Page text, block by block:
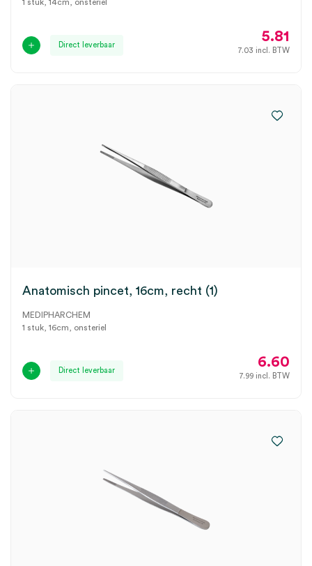
1 stuk, 14cm, onsteriel
Direct leverbaar
5.81
7.03 incl. BTW
Anatomisch pincet, 16cm, recht (1)
MEDIPHARCHEM
1 stuk, 16cm, onsteriel
Direct leverbaar
6.60
7.99 incl. BTW